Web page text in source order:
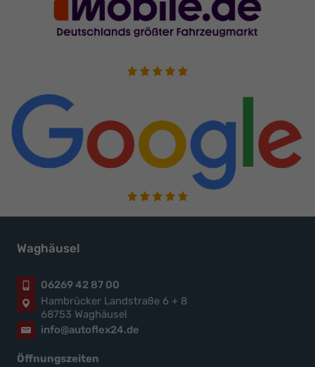
Waghäusel
06269 42 87 00
Hambrücker Landstraße 6 + 8
68753 Waghäusel
info@autoflex24.de
Öffnungszeiten